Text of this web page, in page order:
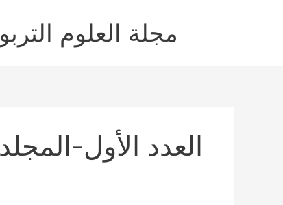
مجلة العلوم
العدد الأول-